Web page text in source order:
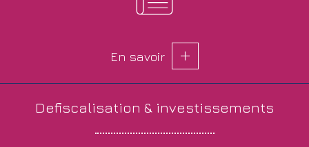
En savoir
defiscalisation & investissements